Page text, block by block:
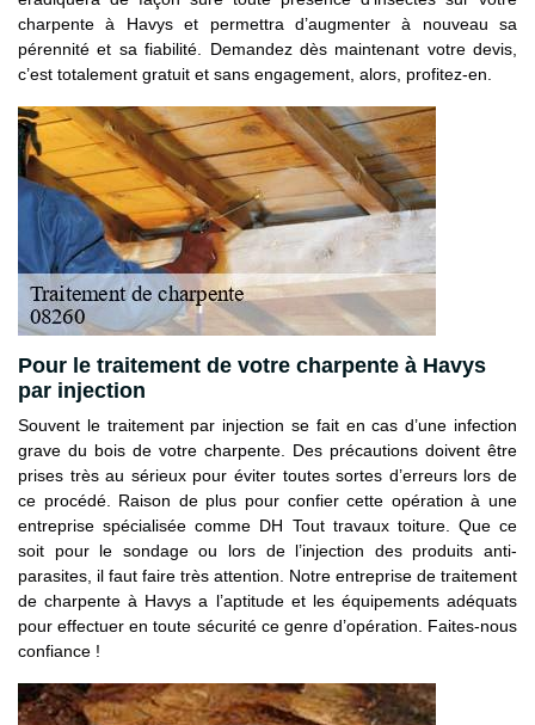
charpente à Havys et permettra d’augmenter à nouveau sa
pérennité et sa fiabilité. Demandez dès maintenant votre devis,
c’est totalement gratuit et sans engagement, alors, profitez-en.
Pour le traitement de votre charpente à Havys
par injection
Souvent le traitement par injection se fait en cas d’une infection
grave du bois de votre charpente. Des précautions doivent être
prises très au sérieux pour éviter toutes sortes d’erreurs lors de
ce procédé. Raison de plus pour confier cette opération à une
entreprise spécialisée comme DH Tout travaux toiture. Que ce
soit pour le sondage ou lors de l’injection des produits anti-
parasites, il faut faire très attention. Notre entreprise de traitement
de charpente à Havys a l’aptitude et les équipements adéquats
pour effectuer en toute sécurité ce genre d’opération. Faites-nous
confiance !